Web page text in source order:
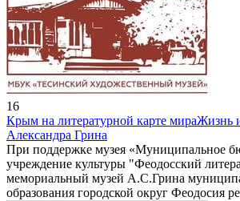
16
Крым на литературной карте мираЖизнь
Александра Грина
При поддержке музея «Муниципальное
учреждение культуры "Феодосский
мемориальный музей А.С.Грина
образования городской округ Феодосия